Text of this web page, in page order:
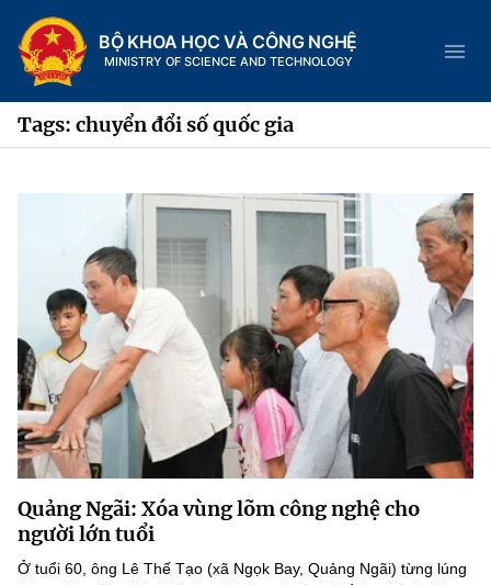
BỘ KHOA HỌC VÀ CÔNG NGHỆ
MINISTRY OF SCIENCE AND TECHNOLOGY
Trang chủ
Giới thiệu
Chức năng nhiệm vụ
Cơ cấu tổ chức
Lịch sử phát triển
Sở Khoa học và Công nghệ
Tin tức sự kiện
Khoa học và Công nghệ
Đổi mới sáng tạo
Chuyển đổi số
Bưu chính, Viễn thông
Dịch vụ công
Hệ thống văn bản
Văn bản QPPL
Văn bản chỉ đạo điều hành
MST IOFFICE
THỐNG KÊ
Tags: chuyển đổi số quốc gia
Quảng Ngãi: Xóa vùng lõm công nghệ cho
người lớn tuổi
Ở tuổi 60, ông Lê Thế Tạo (xã Ngọk Bay, Quảng Ngãi) từng lúng